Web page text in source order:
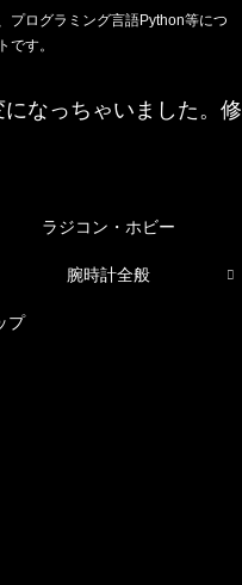
プログラミング言語Python等につ
です。
なっちゃいました。修
ラジコン・ホビー
腕時計全般
プ